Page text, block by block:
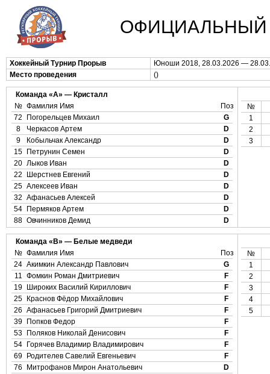
ОФИЦИАЛЬНЫЙ
Хоккейный Турнир Прорыв
Юноши 2018, 28.03.2026 —
Место проведения
()
Команда «А» — Кристалл
№ Фамилия Имя
Поз
72
Погорельцев Михаил
G
8
Черкасов Артем
D
9
Кобыльчак Александр
D
15
Петрунин Семен
D
20 Лыков Иван
D
22
Шерстнев Евгений
D
25 Алексеев Иван
D
32 Афанасьев Алексей
D
54
Пермяков Артем
D
88 Овчинников Демид D
№
1
2
3
Команда «B» — Белые медведи
№ Фамилия Имя
Поз
24 Акимкин Александр Павлович
G
11 Фомкин Роман Дмитриевич
F
19
Широких Василий Кириллович
F
25
Краснов Фёдор Михайлович
F
26 Афанасьев Григорий Дмитриевич
F
39
Попков Федор
F
53
Поляков Николай Денисович
F
54
Горячев Владимир Владимирович
F
69
Родителев Савелий Евгеньевич
F
76
Митрофанов Мирон Анатольевич
D
№
1
2
3
4
5